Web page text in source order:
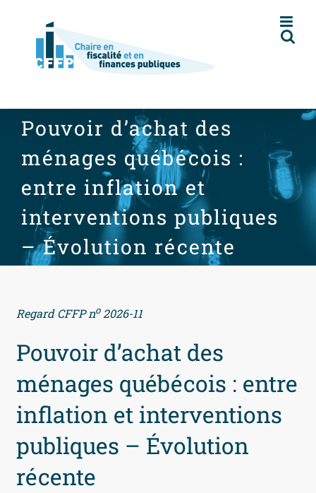
Pouvoir d’achat des
ménages québécois :
entre inflation et
interventions publiques
– Évolution récente
Regard CFFP no2026-11
Pouvoir d’achat des
ménages québécois : entre
inflation et interventions
publiques – Évolution
récente